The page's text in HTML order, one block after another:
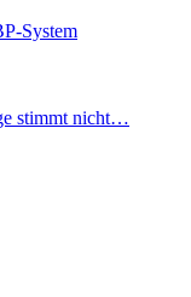
System
stimmt nicht…